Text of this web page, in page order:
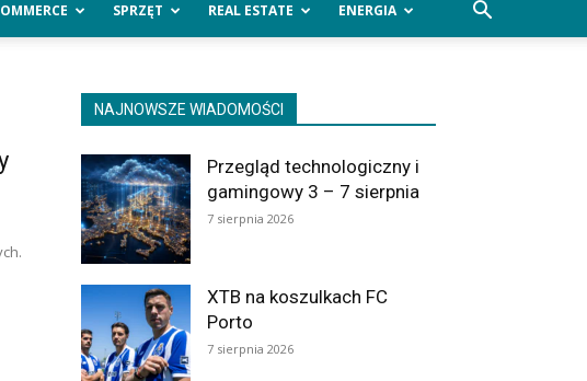
SPRZĘT REAL ESTATE ENERGIA
NAJNOWSZE WIADOMOŚCI
Przegląd technologiczny i
gamingowy 3 – 7 sierpnia
7 sierpnia 2026
XTB na koszulkach FC
Porto
7 sierpnia 2026